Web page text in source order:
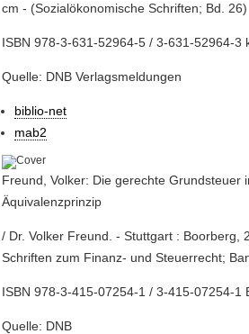
cm - (Sozialökonomische Schriften; Bd. 26)
ISBN 978-3-631-52964-5 / 3-631-52964-3
Quelle: DNB Verlagsmeldungen
biblio-net
mab2
Freund, Volker: Die gerechte Grundsteuer
Äquivalenzprinzip
/ Dr. Volker Freund. - Stuttgart :
Schriften zum Finanz- und Steuerrecht;
ISBN 978-3-415-07254-1 / 3-415-07254-1
Quelle: DNB